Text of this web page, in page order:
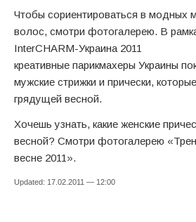
Чтобы сориентироваться в модных
волос, смотри фотогалерею. В
InterCHARM-Украина 2011
креативные парикмахеры Украины
мужские стрижки и прически,
грядущей весной.
Хочешь узнать, какие женские
весной? Смотри фотогалерею
весне 2011».
Updated: 17.02.2011 — 12:00